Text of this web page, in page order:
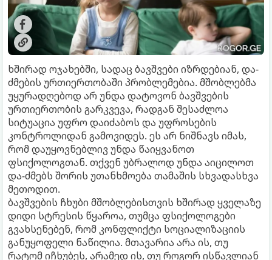
ხშირად ოჯახებში, სადაც ბავშვები იზრდებიან, და-
ძმების ურთიერთობაში პრობლემებია. მშობლებმა
უყურადღებოდ არ უნდა დატოვონ ბავშვების
ურთიერთობის გარკვევა, რადგან შესაძლოა
სიტუაცია უფრო დაიძაბოს და უფროსების
კონტროლიდან გამოვიდეს. ეს არ ნიშნავს იმას,
რომ დაუყოვნებლივ უნდა წაიყვანოთ
ფსიქოლოგთან. თქვენ უბრალოდ უნდა აიცილოთ
და-ძმებს შორის უთანხმოება თამაშის სხვადასხვა
მეთოდით.
ბავშვების ჩხუბი მშობლებისთვის ხშირად ყველაზე
დიდი სტრესის წყაროა, თუმცა ფსიქოლოგები
გვახსენებენ, რომ კონფლიქტი სოციალიზაციის
განუყოფელი ნაწილია. მთავარია არა ის, თუ
რატომ იჩხუბეს, არამედ ის, თუ როგორ ისწავლიან